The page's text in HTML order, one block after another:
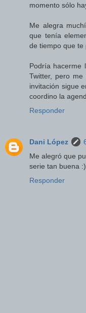
momento sólo
Me alegra
que tenía
de tiempo que te
Podría hacerme
Twitter, pero
invitación sigue
coordino la
Responder
Dani López
Me alegró que
serie tan buena :)
Responder